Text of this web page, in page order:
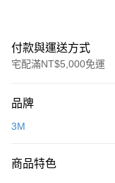
付款與運送方式
宅配滿NT$5,000免運
信用卡一次付款
LINE Pay
品牌
3M
商品特色